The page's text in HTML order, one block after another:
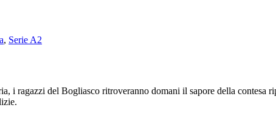
, Serie A2
i ragazzi del Bogliasco ritroveranno domani il sapore della contesa